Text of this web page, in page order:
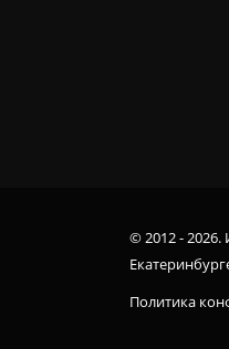
© 2012 - 2026.
Политика